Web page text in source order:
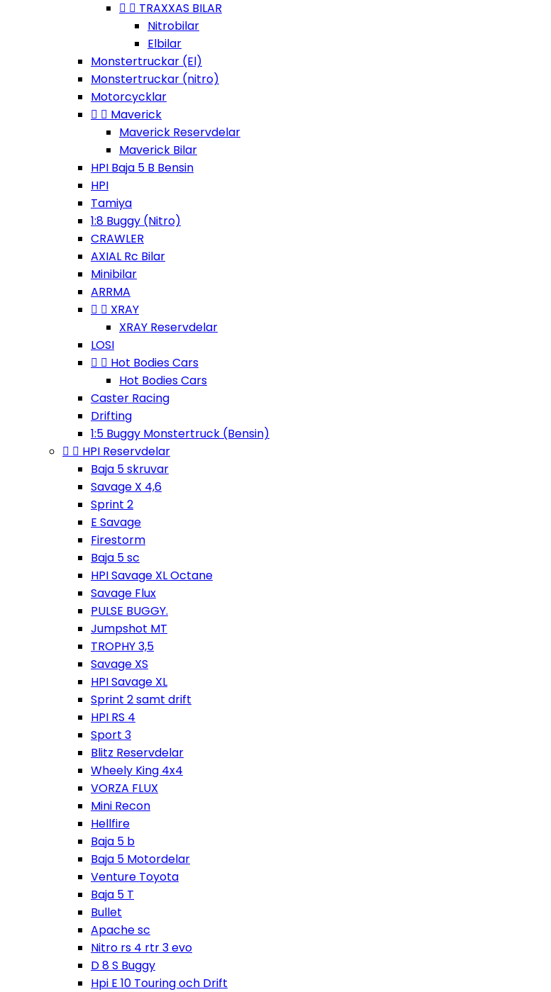
  TRAXXAS BILAR
Nitrobilar
Elbilar
Monstertruckar (El)
Monstertruckar (nitro)
Motorcycklar
  Maverick
Maverick Reservdelar
Maverick Bilar
HPI Baja 5 B Bensin
HPI
Tamiya
1:8 Buggy (Nitro)
CRAWLER
AXIAL Rc Bilar
Minibilar
ARRMA
  XRAY
XRAY Reservdelar
LOSI
  Hot Bodies Cars
Hot Bodies Cars
Caster Racing
Drifting
1:5 Buggy Monstertruck (Bensin)
  HPI Reservdelar
Baja 5 skruvar
Savage X 4,6
Sprint 2
E Savage
Firestorm
Baja 5 sc
HPI Savage XL Octane
Savage Flux
PULSE BUGGY.
Jumpshot MT
TROPHY 3,5
Savage XS
HPI Savage XL
Sprint 2 samt drift
HPI RS 4
Sport 3
Blitz Reservdelar
Wheely King 4x4
VORZA FLUX
Mini Recon
Hellfire
Baja 5 b
Baja 5 Motordelar
Venture Toyota
Baja 5 T
Bullet
Apache sc
Nitro rs 4 rtr 3 evo
D 8 S Buggy
Hpi E 10 Touring och Drift